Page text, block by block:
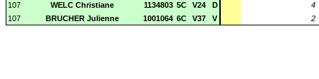
107
WELC Christiane 1134803 5C V24 D
4
107
BRUCHER Julienne 1001064 6C V37 V 2